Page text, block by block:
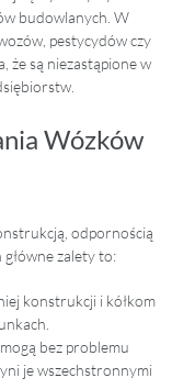
budowlanych. W
pestycydów czy
że są niezastąpione w
Wózków
odpornością
główne zalety to:
konstrukcji i kółkom
bez problemu
je wszechstronnymi